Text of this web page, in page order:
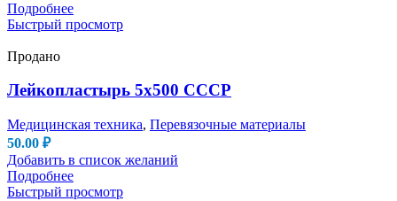
Подробнее
Быстрый просмотр
Продано
Лейкопластырь 5х500 СССР
Медицинская техника, Перевязочные материалы
50.00 ₽
Добавить в список желаний
Подробнее
Быстрый просмотр